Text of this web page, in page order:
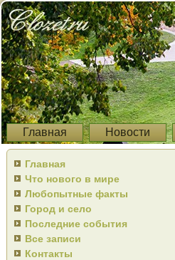
Главная Новости
Главная
Что нового в мире
Любопытные факты
Город и село
Последние события
Все записи
Контакты